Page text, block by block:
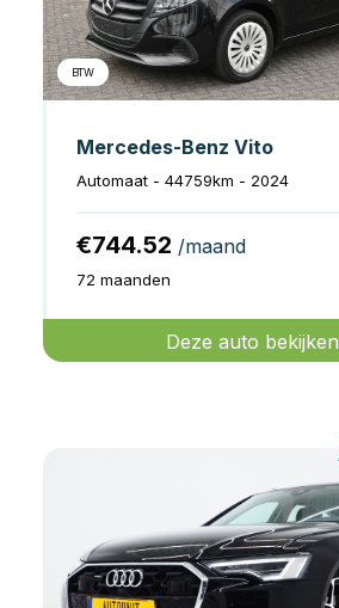
BTW
Mercedes-Benz Vito
Automaat - 44759km - 2024
€744.52 /maand
72 maanden
Deze auto bekijken